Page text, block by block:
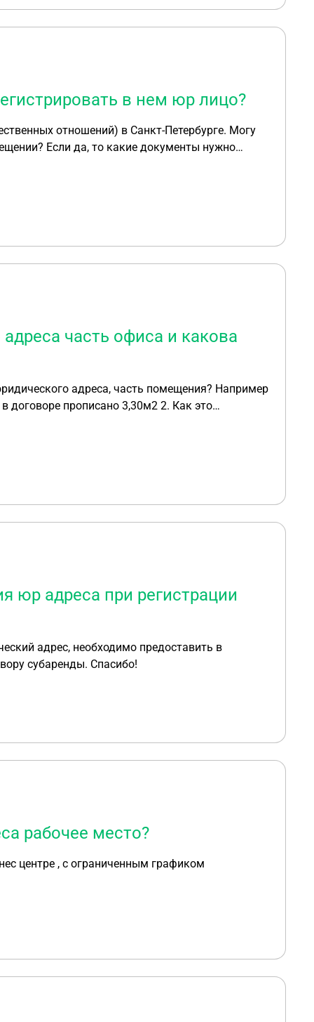
в нем юр лицо?
отношений) в Санкт-Петербурге. Могу
нужно
часть офиса и какова
прописано 3,30м2 2. Как это
Заранее благодарю за
юр адреса при регистрации
адрес, необходимо предоставить в
субаренды. Спасибо!
рабочее место?
центре , с ограниченным графиком